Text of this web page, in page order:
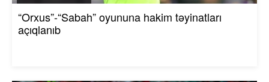
“Orxus”-“Sabah” oyununa hakim təyinatları
açıqlanıb